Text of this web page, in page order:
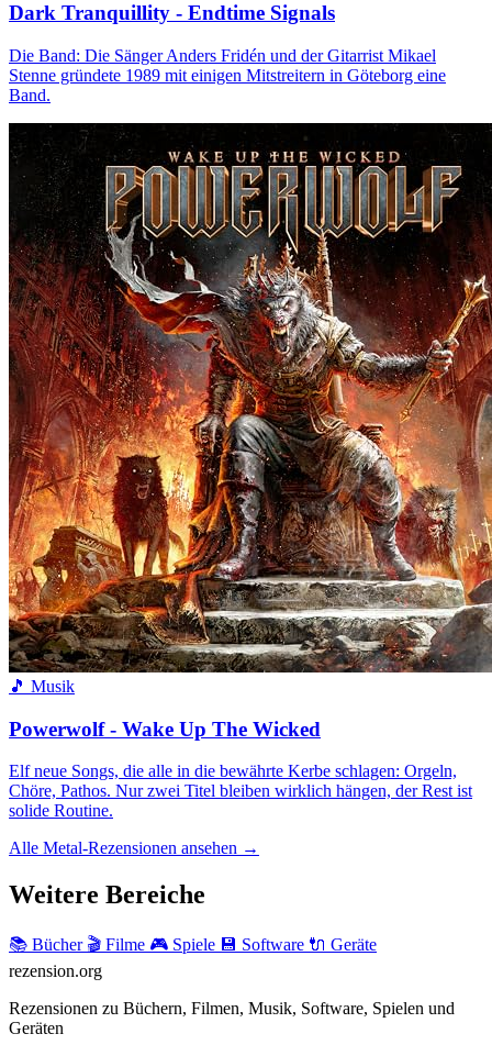
Dark Tranquillity - Endtime Signals
Die Band: Die Sänger Anders Fridén und der Gitarrist Mikael
Stenne gründete 1989 mit einigen Mitstreitern in Göteborg eine
Band.
🎵 Musik
Powerwolf - Wake Up The Wicked
Elf neue Songs, die alle in die bewährte Kerbe schlagen: Orgeln,
Chöre, Pathos. Nur zwei Titel bleiben wirklich hängen, der Rest ist
solide Routine.
Alle Metal-Rezensionen ansehen →
Weitere Bereiche
📚 Bücher 🎬 Filme 🎮 Spiele 💾 Software 🔌 Geräte
rezension.org
Rezensionen zu Büchern, Filmen, Musik, Software, Spielen und
Geräten